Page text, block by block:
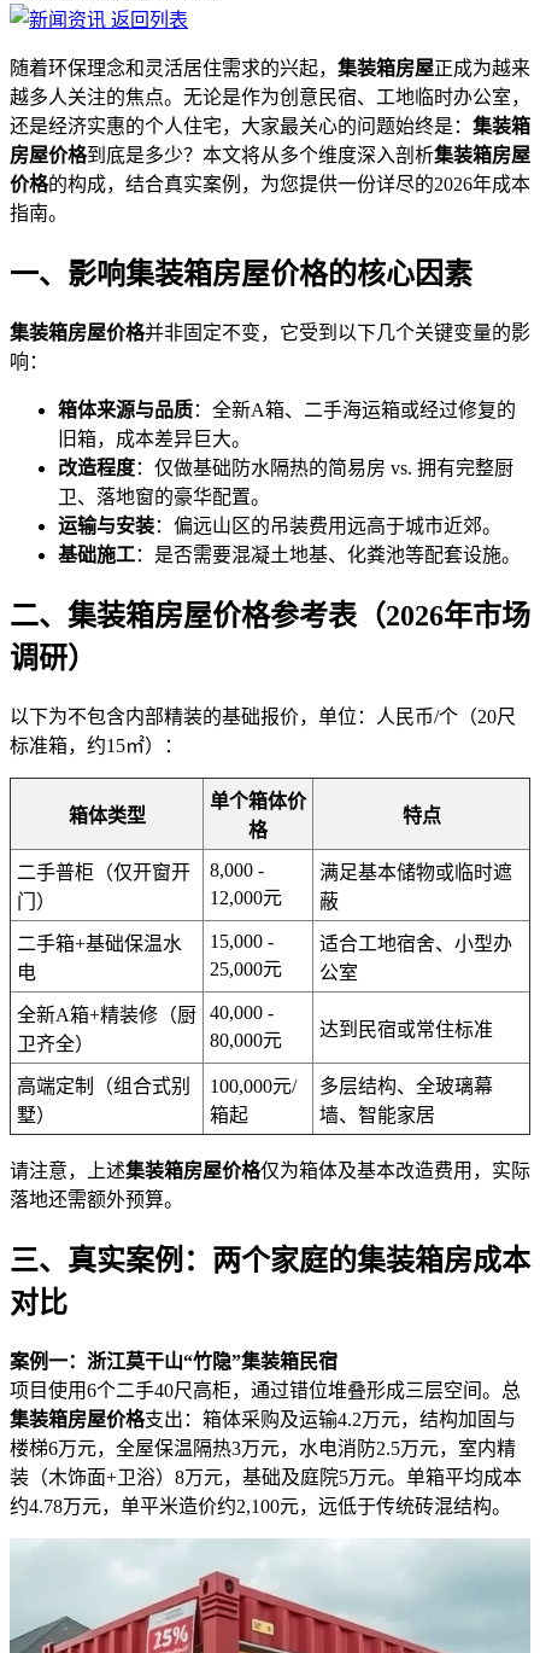
返回列表
随着环保理念和灵活居住需求的兴起， 集装箱房屋正成为越来
越多人关注的焦点。无论是作为创意民宿、工地临时办公室，
还是经济实惠的个人住宅，大家最关心的问题始终是： 集装箱
房屋价格到底是多少？本文将从多个维度深入剖析集装箱房屋
价格的构成，结合真实案例，为您提供一份详尽的2026年成本
指南。
一、影响集装箱房屋价格的核心因素
集装箱房屋价格并非固定不变，它受到以下几个关键变量的影
响：
箱体来源与品质：全新A箱、二手海运箱或经过修复的
旧箱，成本差异巨大。
改造程度：仅做基础防水隔热的简易房 vs. 拥有完整厨
卫、落地窗的豪华配置。
运输与安装：偏远山区的吊装费用远高于城市近郊。
基础施工：是否需要混凝土地基、化粪池等配套设施。
二、集装箱房屋价格参考表（2026年市场
调研）
以下为不包含内部精装的基础报价，单位：人民币/个（20尺
标准箱，约15㎡）：
箱体类型
单个箱体价
格
特点
二手普柜（仅开窗开
门）
8,000 -
12,000元
满足基本储物或临时遮
蔽
二手箱+基础保温水
电
15,000 -
25,000元
适合工地宿舍、小型办
公室
全新A箱+精装修（厨
卫齐全）
40,000 -
80,000元
达到民宿或常住标准
高端定制（组合式别
墅）
100,000元/
箱起
多层结构、全玻璃幕
墙、智能家居
请注意，上述集装箱房屋价格仅为箱体及基本改造费用，实际
落地还需额外预算。
三、真实案例：两个家庭的集装箱房成本
对比
案例一：浙江莫干山“竹隐”集装箱民宿
项目使用6个二手40尺高柜，通过错位堆叠形成三层空间。总
集装箱房屋价格支出：箱体采购及运输4.2万元，结构加固与
楼梯6万元，全屋保温隔热3万元，水电消防2.5万元，室内精
装（木饰面+卫浴）8万元，基础及庭院5万元。单箱平均成本
约4.78万元，单平米造价约2,100元，远低于传统砖混结构。